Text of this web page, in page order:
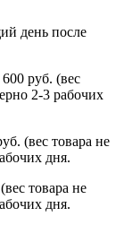
день после
руб. (вес
2-3 рабочих
(вес товара не
дня.
товара не
дня.